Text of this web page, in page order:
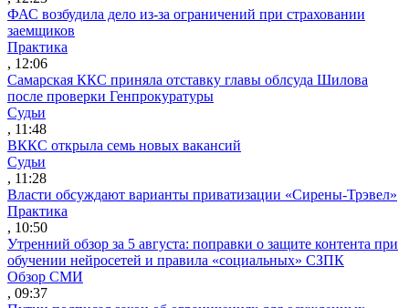
ФАС возбудила дело из-за ограничений при страховании
заемщиков
Практика
, 12:06
Самарская ККС приняла отставку главы облсуда Шилова
после проверки Генпрокуратуры
Судьи
, 11:48
ВККС открыла семь новых вакансий
Судьи
, 11:28
Власти обсуждают варианты приватизации «Сирены-Трэвел»
Практика
, 10:50
Утренний обзор за 5 августа: поправки о защите контента при
обучении нейросетей и правила «социальных» СЗПК
Обзор СМИ
, 09:37